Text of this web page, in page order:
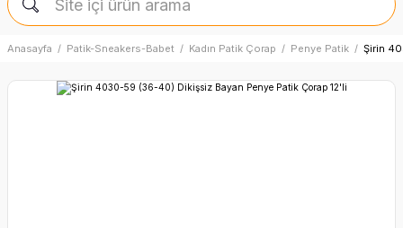
Anasayfa Patik-Sneakers-Babet Kadın Patik Çorap Penye Patik Şirin